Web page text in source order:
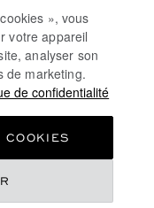
D'OREILLES
DE PAYS)
», vous
votre appareil
analyser son
de marketing.
de confidentialité